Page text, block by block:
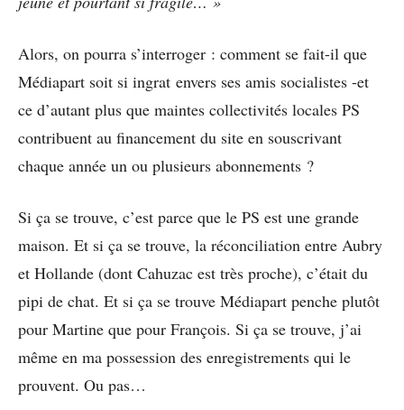
Alors, on pourra s’interroger : comment se fait-il que
Médiapart soit si ingrat envers ses amis socialistes -et
ce d’autant plus que maintes collectivités locales PS
contribuent au financement du site en souscrivant
chaque année un ou plusieurs abonnements ?
Si ça se trouve, c’est parce que le PS est une grande
maison. Et si ça se trouve, la réconciliation entre Aubry
et Hollande (dont Cahuzac est très proche), c’était du
pipi de chat. Et si ça se trouve Médiapart penche plutôt
pour Martine que pour François. Si ça se trouve, j’ai
même en ma possession des enregistrements qui le
prouvent. Ou pas…